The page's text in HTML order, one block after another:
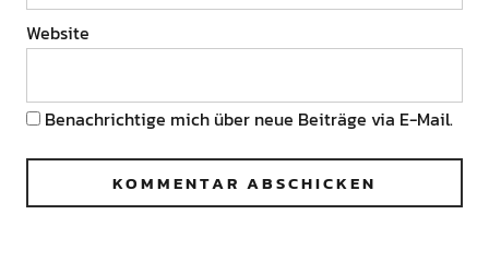
Website
Benachrichtige mich über neue Beiträge via E-Mail.